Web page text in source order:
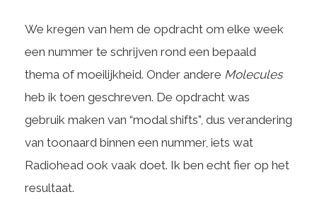
We kregen van hem de opdracht om elke week
een nummer te schrijven rond een bepaald
thema of moeilijkheid. Onder andere Molecules
heb ik toen geschreven. De opdracht was
gebruik maken van “modal shifts”, dus verandering
van toonaard binnen een nummer, iets wat
Radiohead ook vaak doet. Ik ben echt fier op het
resultaat.